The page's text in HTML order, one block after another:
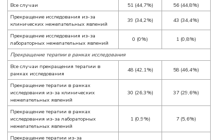
Все случаи 51 (44,7%)
56 (44,8%)
Прекращение исследования из-за
клинических нежелательных явлений
39 (34,2%) 43 (34,4%)
Прекращение исследования из-за
лабораторных нежелательных явлений
0 (0%) 1 (0,8%)
Прекращение терапии в рамках исследования
Все случаи прекращения терапии в
рамках исследования
48 (42,1%) 58 (46,4%)
Прекращение терапии в рамках
исследования из-за клинических
нежелательных явлений
30 (26,3%) 37 (29,6%)
Прекращение терапии в рамках
исследования из-за лабораторных
нежелательных явлений
1 (0,9%) 7 (5,6%)
Прекращение терапии из-за